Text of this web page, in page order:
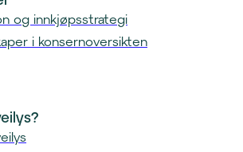
og innkjøpsstrategi
i konsernoversikten